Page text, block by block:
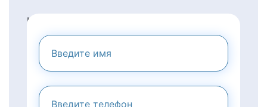
НАПИШИТЕ НАМ И МЫ
ПРЕДОСТАВИМ ВАМ
КОНСУЛЬТАЦИЮ